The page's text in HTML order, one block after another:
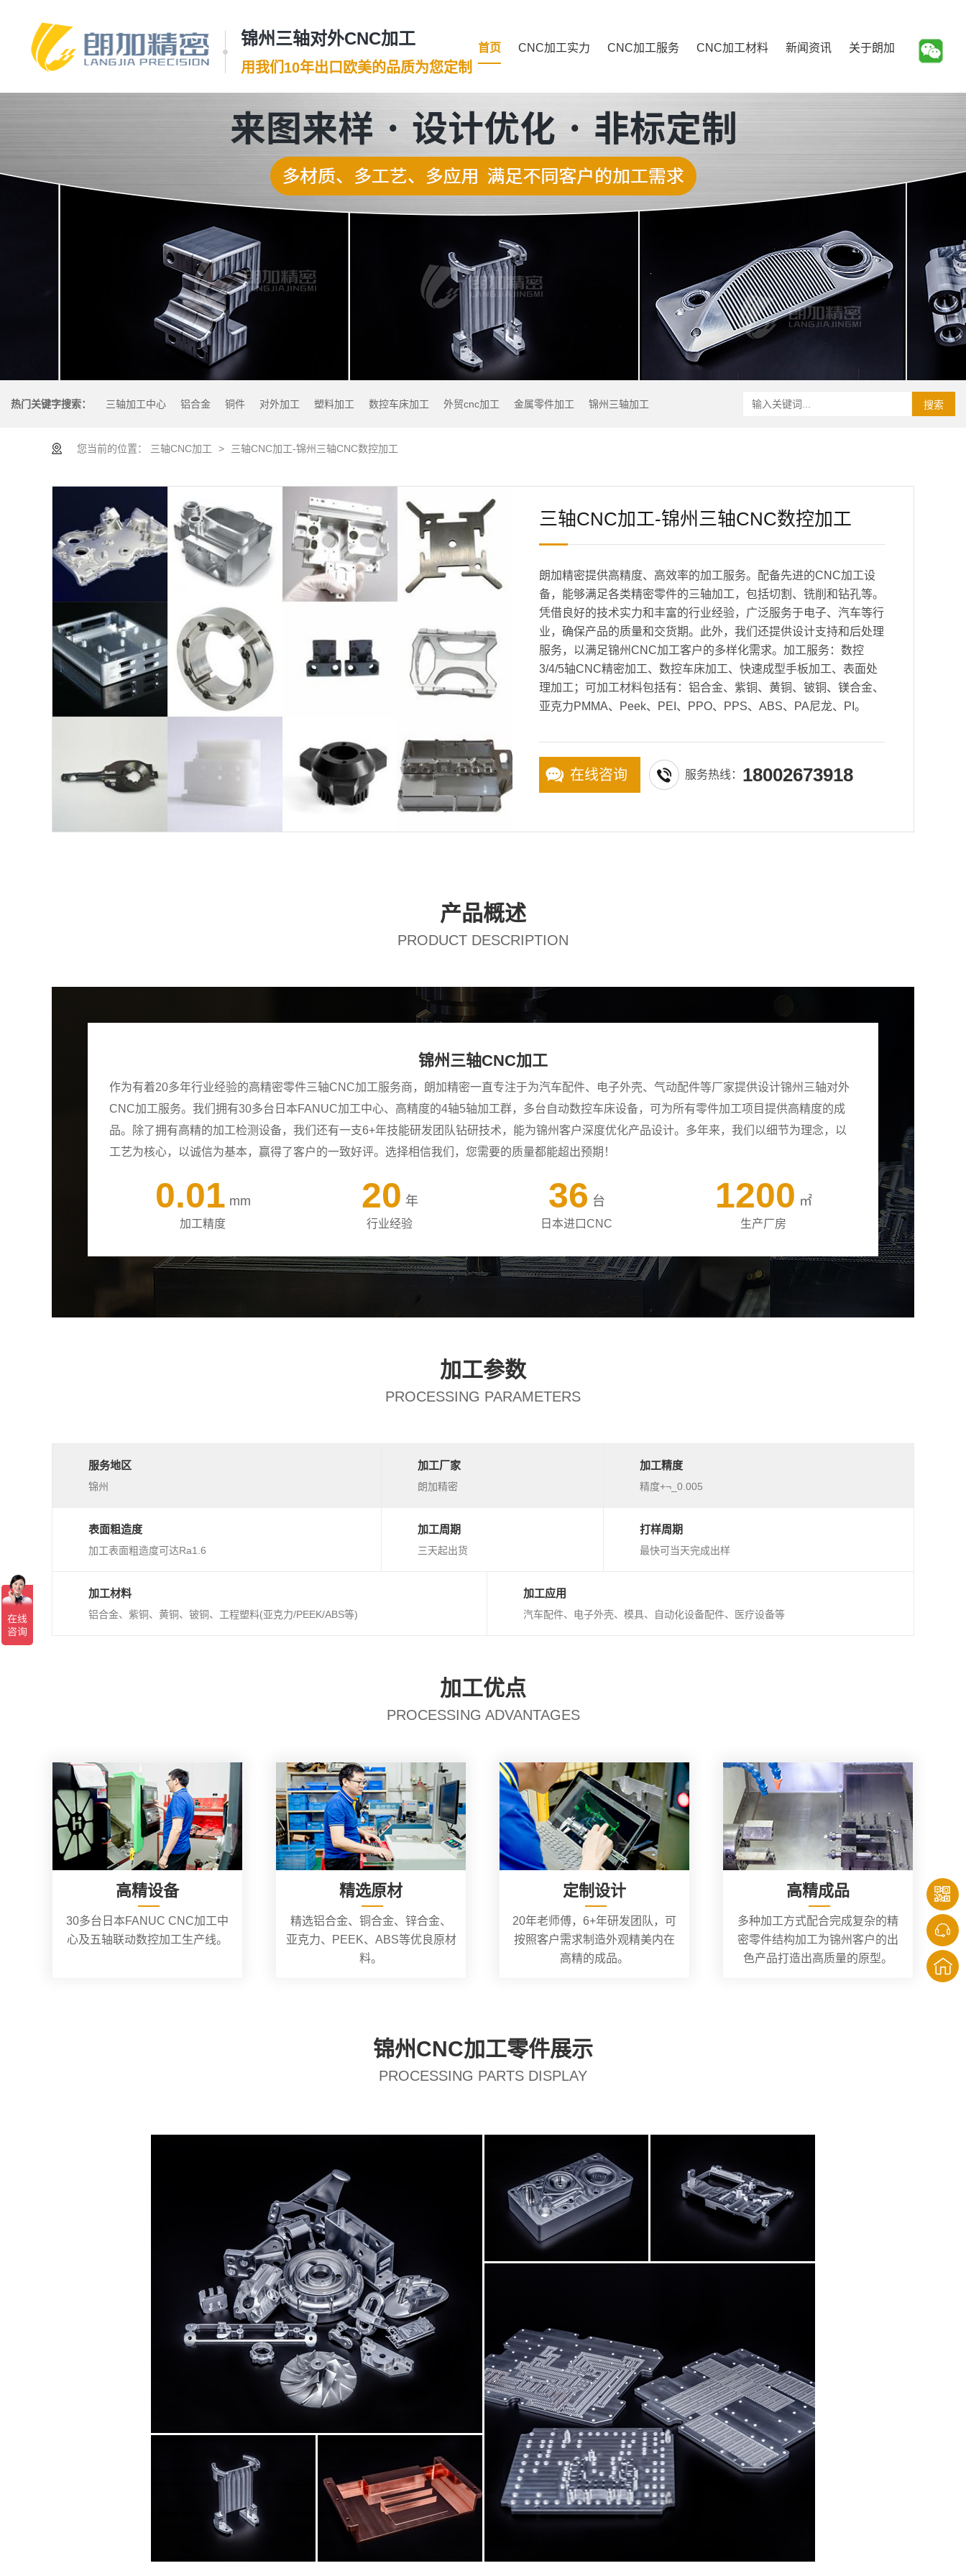
锦州三轴对外CNC加工
用我们10年出口欧美的品质为您定制
首页 CNC加工实力 CNC加工服务 CNC加工材料 新闻资讯 关于朗加
热门关键字搜索： 三轴加工中心 铝合金 铜件 对外加工 塑料加工 数控车床加工 外贸cnc加工 金属零件加工 锦州三轴加工 搜索
您当前的位置： 三轴CNC加工 > 三轴CNC加工-锦州三轴CNC数控加工
三轴CNC加工-锦州三轴CNC数控加工
朗加精密提供高精度、高效率的加工服务。配备先进的CNC加工设
备，能够满足各类精密零件的三轴加工，包括切割、铣削和钻孔等。
凭借良好的技术实力和丰富的行业经验，广泛服务于电子、汽车等行
业，确保产品的质量和交货期。此外，我们还提供设计支持和后处理
服务，以满足锦州CNC加工客户的多样化需求。加工服务：数控
3/4/5轴CNC精密加工、数控车床加工、快速成型手板加工、表面处
理加工；可加工材料包括有：铝合金、紫铜、黄铜、铍铜、镁合金、
亚克力PMMA、Peek、PEI、PPO、PPS、ABS、PA尼龙、PI。
在线咨询 服务热线： 18002673918
产品概述
PRODUCT DESCRIPTION
锦州三轴CNC加工
作为有着20多年行业经验的高精密零件三轴CNC加工服务商，朗加精密一直专注于为汽车配件、电子外壳、气动配件等厂家提供设计锦州三轴对外
CNC加工服务。我们拥有30多台日本FANUC加工中心、高精度的4轴5轴加工群，多台自动数控车床设备，可为所有零件加工项目提供高精度的成
品。除了拥有高精的加工检测设备，我们还有一支6+年技能研发团队钻研技术，能为锦州客户深度优化产品设计。多年来，我们以细节为理念，以
工艺为核心，以诚信为基本，赢得了客户的一致好评。选择相信我们，您需要的质量都能超出预期！
0.01 mm
加工精度
20 年
行业经验
36 台
日本进口CNC
1200 ㎡
生产厂房
加工参数
PROCESSING PARAMETERS
服务地区
锦州
加工厂家
朗加精密
加工精度
精度+¬_0.005
表面粗造度
加工表面粗造度可达Ra1.6
加工周期
三天起出货
打样周期
最快可当天完成出样
加工材料
铝合金、紫铜、黄铜、铍铜、工程塑料(亚克力/PEEK/ABS等)
加工应用
汽车配件、电子外壳、模具、自动化设备配件、医疗设备等
加工优点
PROCESSING ADVANTAGES
高精设备
30多台日本FANUC CNC加工中
心及五轴联动数控加工生产线。
精选原材
精选铝合金、铜合金、锌合金、
亚克力、PEEK、ABS等优良原材
料。
定制设计
20年老师傅，6+年研发团队，可
按照客户需求制造外观精美内在
高精的成品。
高精成品
多种加工方式配合完成复杂的精
密零件结构加工为锦州客户的出
色产品打造出高质量的原型。
锦州CNC加工零件展示
PROCESSING PARTS DISPLAY